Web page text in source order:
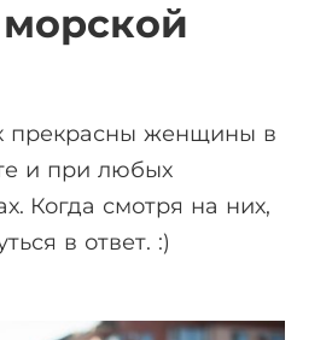
прекрасны женщины в
и при любых
Когда смотря на них,
в ответ. :)